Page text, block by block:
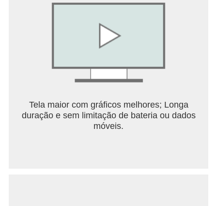
Tela maior com gráficos melhores; Longa
duração e sem limitação de bateria ou dados
móveis.